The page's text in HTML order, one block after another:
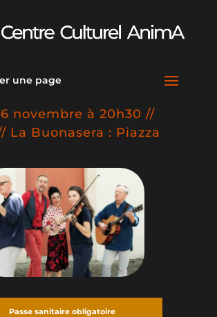
une page
novembre à 20h30 //
La Buonasera : Piazza
Passe sanitaire obligatoire